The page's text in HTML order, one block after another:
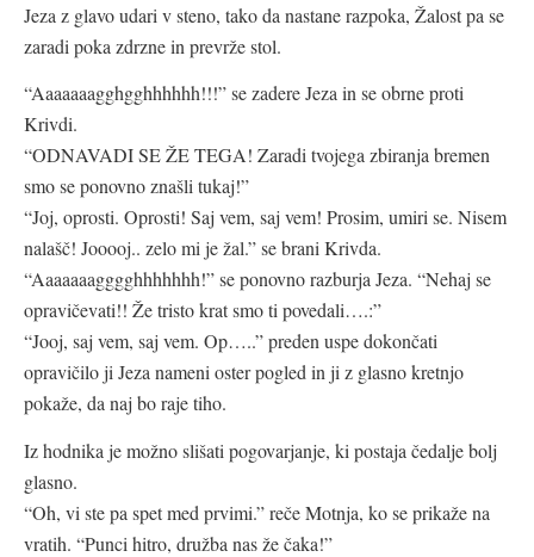
Jeza z glavo udari v steno, tako da nastane razpoka, Žalost pa se
zaradi poka zdrzne in prevrže stol.
“Aaaaaaagghgghhhhhh!!!” se zadere Jeza in se obrne proti
Krivdi.
“ODNAVADI SE ŽE TEGA! Zaradi tvojega zbiranja bremen
smo se ponovno znašli tukaj!”
“Joj, oprosti. Oprosti! Saj vem, saj vem! Prosim, umiri se. Nisem
nalašč! Jooooj.. zelo mi je žal.” se brani Krivda.
“Aaaaaaagggghhhhhhh!” se ponovno razburja Jeza. “Nehaj se
opravičevati!! Že tristo krat smo ti povedali….:”
“Jooj, saj vem, saj vem. Op…..” preden uspe dokončati
opravičilo ji Jeza nameni oster pogled in ji z glasno kretnjo
pokaže, da naj bo raje tiho.
Iz hodnika je možno slišati pogovarjanje, ki postaja čedalje bolj
glasno.
“Oh, vi ste pa spet med prvimi.” reče Motnja, ko se prikaže na
vratih. “Punci hitro, družba nas že čaka!”